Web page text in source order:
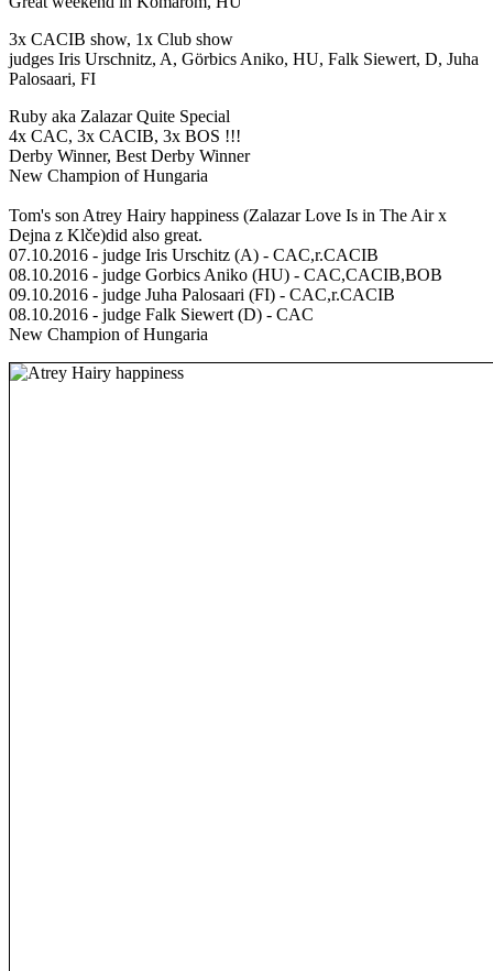
3x CACIB show, 1x Club show
judges Iris Urschnitz, A, Görbics Aniko, HU, Falk Siewert, D, Juha
Palosaari, FI
Ruby aka Zalazar Quite Special
4x CAC, 3x CACIB, 3x BOS !!!
Derby Winner, Best Derby Winner
New Champion of Hungaria
Tom's son Atrey Hairy happiness (Zalazar Love Is in The Air x
Dejna z Klče)did also great.
07.10.2016 - judge Iris Urschitz (A) - CAC,r.CACIB
08.10.2016 - judge Gorbics Aniko (HU) - CAC,CACIB,BOB
09.10.2016 - judge Juha Palosaari (FI) - CAC,r.CACIB
08.10.2016 - judge Falk Siewert (D) - CAC
New Champion of Hungaria